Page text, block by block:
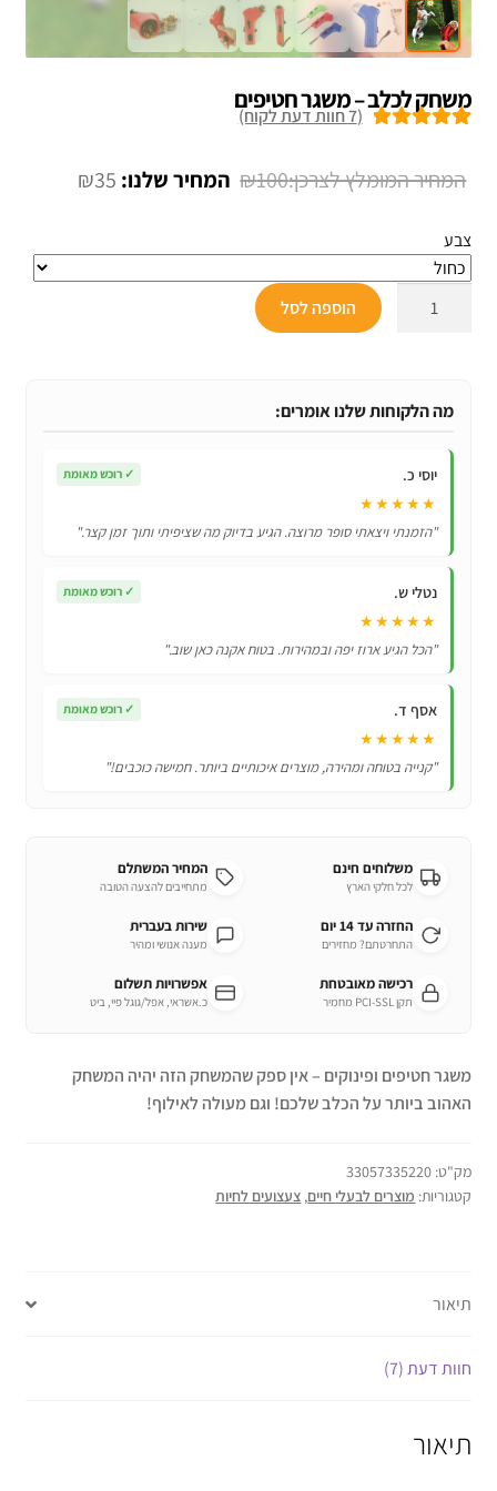
משחק לכלב – משגר חטיפים
(
7חוות דעת לקוח)
₪100
המחיר
היה:
₪100.
₪35 המחיר
הוא:
₪35.
צבע
חטיפים
הוספה לסל
מה הלקוחות שלנו אומרים:
יוסי כ. ✓ רוכש מאומת
★★★★★
"הזמנתי ויצאתי סופר מרוצה. הגיע בדיוק מה שציפיתי ותוך זמן קצר."
נטלי ש. ✓ רוכש מאומת
★★★★★
"הכל הגיע ארוז יפה ובמהירות. בטוח אקנה כאן שוב."
אסף ד. ✓ רוכש מאומת
★★★★★
"קנייה בטוחה ומהירה, מוצרים איכותיים ביותר. חמישה כוכבים!"
משלוחים חינם
לכל חלקי הארץ
המחיר המשתלם
מתחייבים להצעה הטובה
החזרה עד 14 יום
התחרטתם? מחזירים
שירות בעברית
מענה אנושי ומהיר
רכישה מאובטחת
תקן PCI-SSL מחמיר
אפשרויות תשלום
כ.אשראי, אפל/גוגל פיי, ביט
משגר חטיפים ופינוקים – אין ספק שהמשחק הזה יהיה המשחק
האהוב ביותר על הכלב שלכם! וגם מעולה לאילוף!
מק"ט: 33057335220
קטגוריות: מוצרים לבעלי חיים, צעצועים לחיות
תיאור
חוות דעת (7)
תיאור